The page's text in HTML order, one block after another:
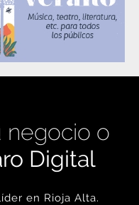
negocio o
Digital
en Rioja Alta.